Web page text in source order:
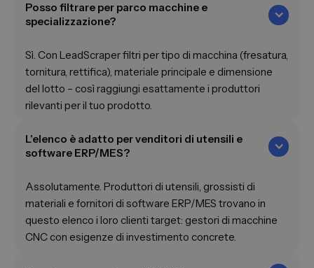
Posso filtrare per parco macchine e
specializzazione?
Sì. Con LeadScraper filtri per tipo di macchina (fresatura,
tornitura, rettifica), materiale principale e dimensione
del lotto – così raggiungi esattamente i produttori
rilevanti per il tuo prodotto.
L'elenco è adatto per venditori di utensili e
software ERP/MES?
Assolutamente. Produttori di utensili, grossisti di
materiali e fornitori di software ERP/MES trovano in
questo elenco i loro clienti target: gestori di macchine
CNC con esigenze di investimento concrete.